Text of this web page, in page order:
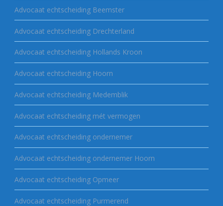
Advocaat echtscheiding Beemster
Advocaat echtscheiding Drechterland
Advocaat echtscheiding Hollands Kroon
Advocaat echtscheiding Hoorn
Advocaat echtscheiding Medemblik
Advocaat echtscheiding mét vermogen
Advocaat echtscheiding ondernemer
Advocaat echtscheiding ondernemer Hoorn
Advocaat echtscheiding Opmeer
Advocaat echtscheiding Purmerend